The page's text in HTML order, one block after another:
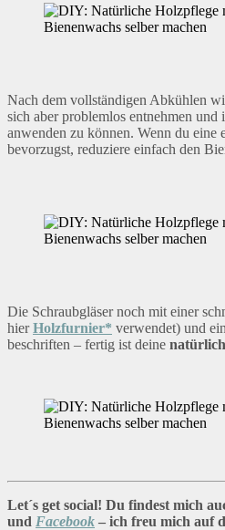
Nach dem vollständigen Abkühlen
sich aber problemlos entnehmen
anwenden zu können. Wenn du eine
bevorzugst, reduziere einfach den
Die Schraubgläser noch mit einer
hierHolzfurnier* verwendet) und
beschriften – fertig ist deine
Let´s get social! Du findest mich
und Facebook – ich freu mich auf